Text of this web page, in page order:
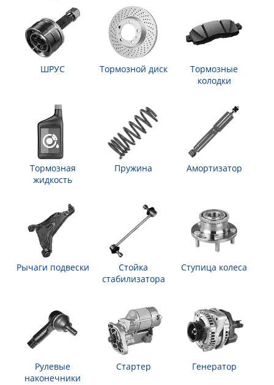
ШРУС Тормозной диск
Тормозные
колодки
Тормозная
жидкость
Пружина Амортизатор
Рычаги подвески
Стойка
стабилизатора
Ступица колеса
Рулевые
наконечники
Стартер Генератор